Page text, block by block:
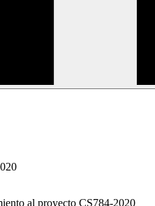
al proyecto CS784-2020